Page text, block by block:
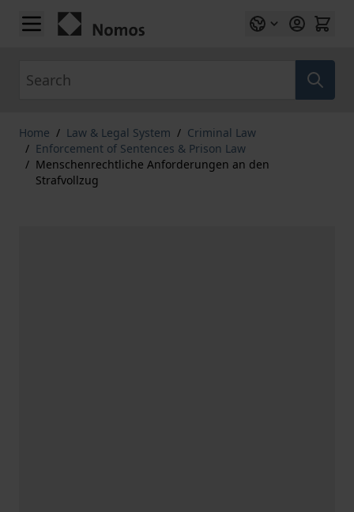
Skip to Content
Home / Law & Legal System / Criminal Law
/ Enforcement of Sentences & Prison Law
/ Menschenrechtliche Anforderungen an den
Strafvollzug